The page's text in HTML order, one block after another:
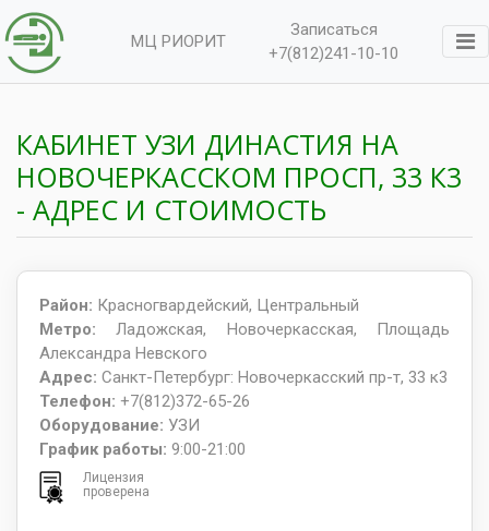
МЦ РИОРИТ
Записаться
+7(812)241-10-10
КАБИНЕТ УЗИ ДИНАСТИЯ НА
НОВОЧЕРКАССКОМ ПРОСП, 33 К3
- АДРЕС И СТОИМОСТЬ
Район: Красногвардейский, Центральный
Метро:Ладожская, Новочеркасская, Площадь
Александра Невского
Адрес: Санкт-Петербург: Новочеркасский пр-т, 33 к3
Телефон: +7(812)372-65-26
Оборудование: УЗИ
График работы: 9:00-21:00
Лицензия
проверена